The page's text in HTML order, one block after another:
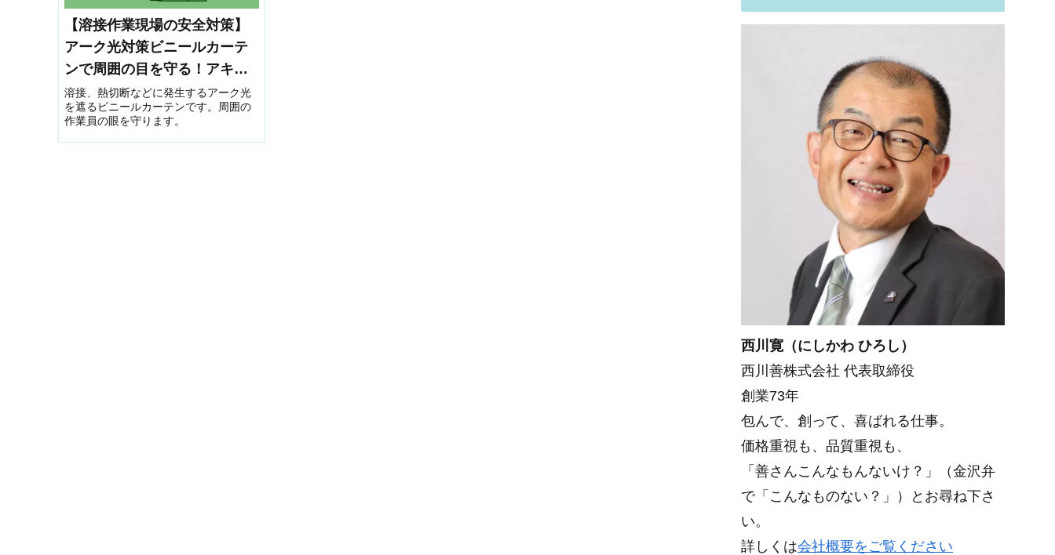
【溶接作業現場の安全対策】
アーク光対策ビニールカーテ
ンで周囲の目を守る！アキレ
スウエルディング
溶接、熱切断などに発生するアーク光
を遮るビニールカーテンです。周囲の
作業員の眼を守ります。
西川寛（にしかわ ひろし）
西川善株式会社 代表取締役
創業73年
包んで、創って、喜ばれる仕事。
価格重視も、品質重視も、
「善さんこんなもんないけ？」（金沢弁
で「こんなものない？」）とお尋ね下さ
い。
詳しくは会社概要をご覧ください